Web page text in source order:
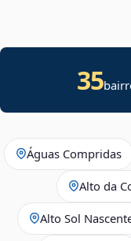
35
Águas Compridas
Alto da
Alto Sol